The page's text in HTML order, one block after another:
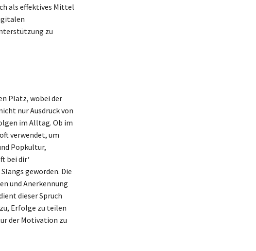
als effektives Mittel
zu
Platz, wobei der
nur Ausdruck von
im Alltag. Ob im
verwendet, um
Popkultur,
bei dir‘
geworden. Die
und Anerkennung
dieser Spruch
Erfolge zu teilen
der Motivation zu